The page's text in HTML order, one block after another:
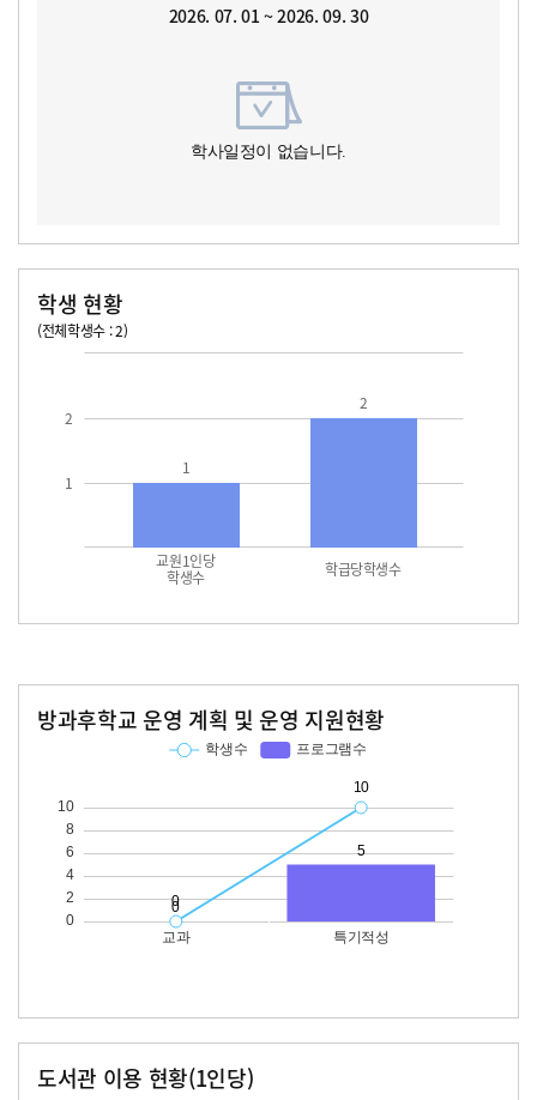
2026. 07. 01 ~ 2026. 09. 30
학사일정이 없습니다.
학생 현황
(전체학생수 : 2)
1
2
교원1인당
학생수 학급당학생수
1
2
방과후학교 운영 계획 및 운영 지원현황
도서관 이용 현황(1인당)